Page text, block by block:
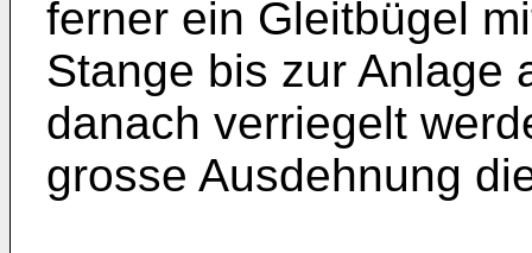
ferner ein Gleitbügel
Stange bis zur Anlage
danach verriegelt
grosse Ausdehnung